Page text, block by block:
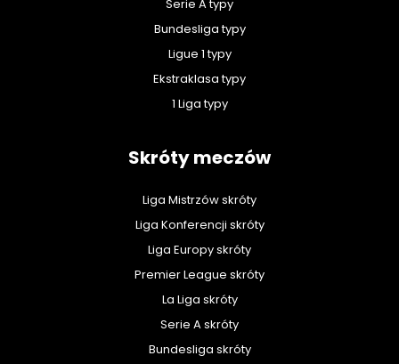
Serie A typy
Bundesliga typy
Ligue 1 typy
Ekstraklasa typy
1 Liga typy
Skróty meczów
Liga Mistrzów skróty
Liga Konferencji skróty
Liga Europy skróty
Premier League skróty
La Liga skróty
Serie A skróty
Bundesliga skróty